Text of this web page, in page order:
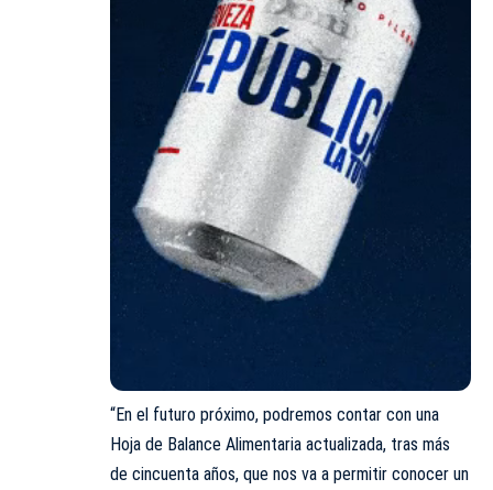
“En el futuro próximo, podremos contar con una
Hoja de Balance Alimentaria actualizada, tras más
de cincuenta años, que nos va a permitir conocer un